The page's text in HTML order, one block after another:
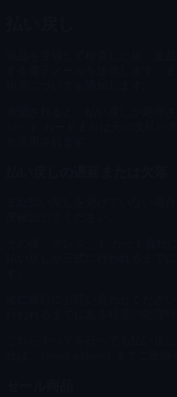
返品を受領して検査した後、返
する電子メールを送信します。
承認されると、払い戻しが処理
ジット カードまたは元の支払い
まだ払い戻しを受けていない場
その後、クレジット カード会社
払い戻しが正式に行われるまで
次に銀行にお問い合わせくださ
行われるまでにある程度の処理
これらすべてを行っても払い戻
合は、{email address} までご連絡